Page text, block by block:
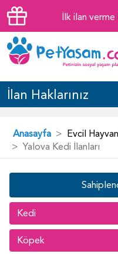
İlk ilan verme
İlan Haklarınız
Anasayfa Evcil
Yalova Kedi İlanları
Kedi
Köpek